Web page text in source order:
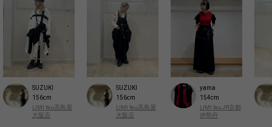
SUZUKI
156cm
LIMI feu高島屋
大阪店
SUZUKI
156cm
LIMI feu高島屋
大阪店
yama
154cm
LIMI feuJR京都
伊勢丹